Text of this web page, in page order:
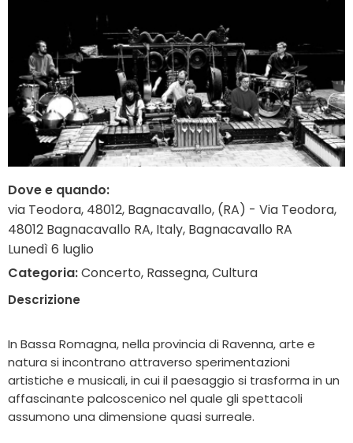
Dove e quando:
via Teodora, 48012, Bagnacavallo, (RA) - Via Teodora,
48012 Bagnacavallo RA, Italy, Bagnacavallo RA
Lunedì 6 luglio
Categoria:Concerto, Rassegna, Cultura
Descrizione
In Bassa Romagna, nella provincia di Ravenna, arte e
natura si incontrano attraverso sperimentazioni
artistiche e musicali, in cui il paesaggio si trasforma in un
affascinante palcoscenico nel quale gli spettacoli
assumono una dimensione quasi surreale.